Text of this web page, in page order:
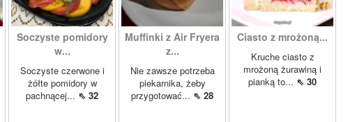
Soczyste pomidory
w...
Soczyste czerwone i
żółte pomidory w
pachnącej... ⇖ 32
Muffinki z Air Fryera
z...
Nie zawsze potrzeba
piekarnika, żeby
przygotować... ⇖ 28
Ciasto z mrożoną...
Kruche ciasto z
mrożoną żurawiną i
pianką to... ⇖ 30